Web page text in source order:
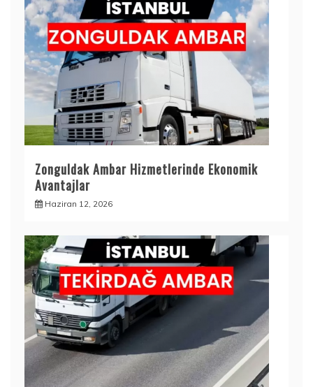
Zonguldak Ambar Hizmetlerinde Ekonomik
Avantajlar
Haziran 12, 2026